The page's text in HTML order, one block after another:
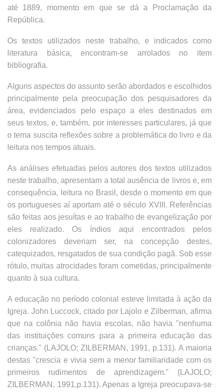
até 1889, momento em que se dá a Proclamação da
República.
Os textos utilizados neste trabalho, e indicados como
literatura básica, encontram-se arrolados no item
bibliografia.
Alguns aspectos do assunto serão abordados e escolhidos
principalmente pela preocupação dos pesquisadores da
área, evidenciados pelo espaço a eles destinados em
seus textos, e, também, por interesses particulares, já que
o tema suscita reflexões sobre a problemática do livro e da
leitura nos tempos atuais.
As análises efetuadas pelos autores dos textos utilizados
neste trabalho, apresentam a total ausência de livros e, em
consequência, leitura no Brasil, desde o momento em que
os portugueses aí aportam até o século XVIII. Referências
são feitas aos jesuítas e ao trabalho de evangelização por
eles realizado. Os índios aqui encontrados pelos
colonizadores deveriam ser, na concepção destes,
catequizados, resgatados de sua condição pagã. Sob esse
rótulo, muitas atrocidades foram cometidas, principalmente
quanto à sua cultura.
A educação no período colonial esteve limitada à ação da
Igreja. John Luccock, citado por Lajolo e Zilberman, afirma
que na colônia não havia escolas, não havia "nenhuma
das instituições comuns para a primeira educação das
crianças." (LAJOLO; ZILBERMAN, 1991, p.131). A maioria
destas "crescia e vivia sem a menor familiaridade com os
primeiros rudimentos de aprendizagem." (LAJOLO;
ZILBERMAN, 1991,p.131). Apenas a Igreja preocupava-se